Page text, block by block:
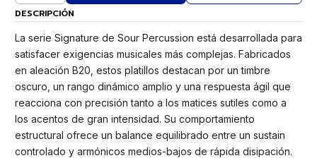
DESCRIPCIÓN
La serie Signature de Sour Percussion está desarrollada para
satisfacer exigencias musicales más complejas. Fabricados
en aleación B20, estos platillos destacan por un timbre
oscuro, un rango dinámico amplio y una respuesta ágil que
reacciona con precisión tanto a los matices sutiles como a
los acentos de gran intensidad. Su comportamiento
estructural ofrece un balance equilibrado entre un sustain
controlado y armónicos medios-bajos de rápida disipación.